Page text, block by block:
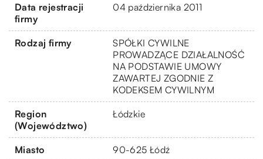
Data rejestracji
firmy
04 października 2011
Rodzaj firmy
SPÓŁKI CYWILNE
PROWADZĄCE DZIAŁALNOŚĆ
NA PODSTAWIE UMOWY
ZAWARTEJ ZGODNIE Z
KODEKSEM CYWILNYM
Region
(Województwo)
Łódzkie
Miasto 90-625 Łódź